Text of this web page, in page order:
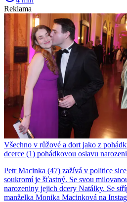
Reklama
Všechno v růžové a dort jako z
dcerce (1) pohádkovou oslavu
Petr Macinka (47) zažívá v politice
soukromí je šťastný. Se svou
narozeniny jejich dcery Natálky. Se
manželka Monika Macinková na